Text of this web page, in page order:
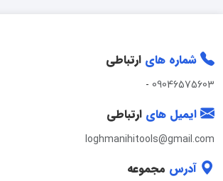
شماره های ارتباطی
09046575603
-
ایمیل های ارتباطی
loghmanihitools@gmail.com
آدرس مجموعه